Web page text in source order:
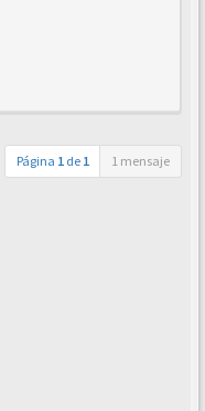
Página 1 de 1 1 mensaje